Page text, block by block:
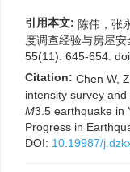
引用本文: 陈伟，张
度调查经验与房屋
55(11): 645-654.
Citation: Chen W,
intensity survey
M3.5 earthquake in
Progress in
DOI: 10.19987/